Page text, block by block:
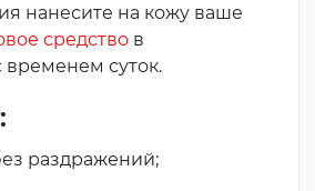
нанесите на кожу ваше
средство в
временем суток.
раздражений;